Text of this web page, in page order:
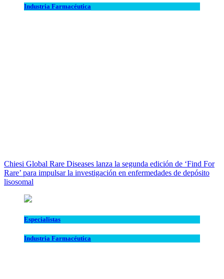
Industria Farmacéutica
Chiesi Global Rare Diseases lanza la segunda edición de ‘Find For
Rare’ para impulsar la investigación en enfermedades de depósito
lisosomal
Especialistas
Industria Farmacéutica